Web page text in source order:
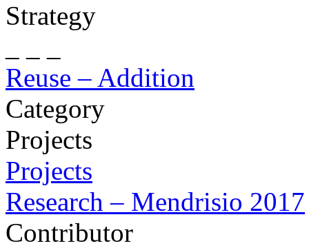
Strategy
Reuse – Addition
Category
Projects
Projects
Research – Mendrisio 2017
Contributor